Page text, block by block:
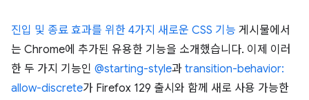
진입 및 종료 효과를 위한 4가지 새로운 CSS 기능 게시물에서
는 Chrome에 추가된 유용한 기능을 소개했습니다. 이제 이러
한 두 가지 기능인 @starting-style과 transition-behavior:
allow-discrete가 Firefox 129 출시와 함께 새로 사용 가능한